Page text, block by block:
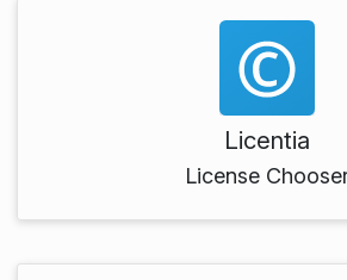
Licentia
License